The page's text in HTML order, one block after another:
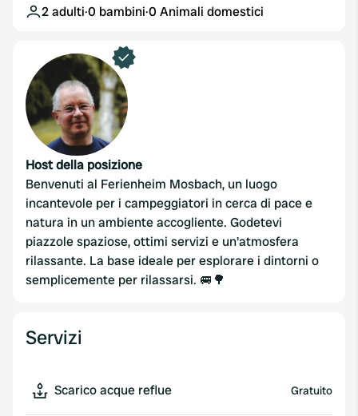
2adulti·0 bambini·0 Animali domestici
Host della posizione
Benvenuti al Ferienheim Mosbach, un luogo
incantevole per i campeggiatori in cerca di pace e
natura in un ambiente accogliente. Godetevi
piazzole spaziose, ottimi servizi e un'atmosfera
rilassante. La base ideale per esplorare i dintorni o
semplicemente per rilassarsi. 🚐🌳
Servizi
Scarico acque reflue Gratuito